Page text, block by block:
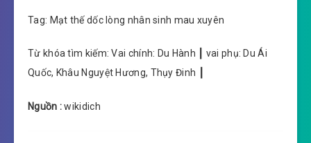
Tag: Mạt thế dốc lòng nhân sinh mau xuyên
Từ khóa tìm kiếm: Vai chính: Du Hành ┃ vai phụ: Du Ái
Quốc, Khâu Nguyệt Hương, Thụy Đinh ┃
Nguồn :wikidich